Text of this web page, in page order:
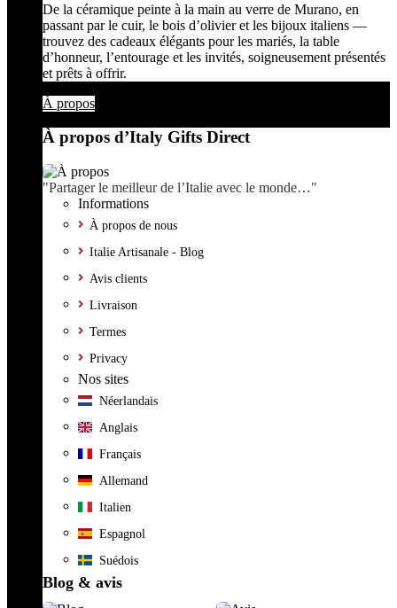
De la céramique peinte à la main au verre de Murano, en
passant par le cuir, le bois d’olivier et les bijoux italiens —
trouvez des cadeaux élégants pour les mariés, la table
d’honneur, l’entourage et les invités, soigneusement présentés
et prêts à offrir.
À propos
À propos d’Italy Gifts Direct
"Partager le meilleur de l’Italie avec le monde…"
Informations
À propos de nous
Italie Artisanale - Blog
Avis clients
Livraison
Termes
Privacy
Nos sites
Néerlandais
Anglais
Français
Allemand
Italien
Espagnol
Suédois
Blog & avis